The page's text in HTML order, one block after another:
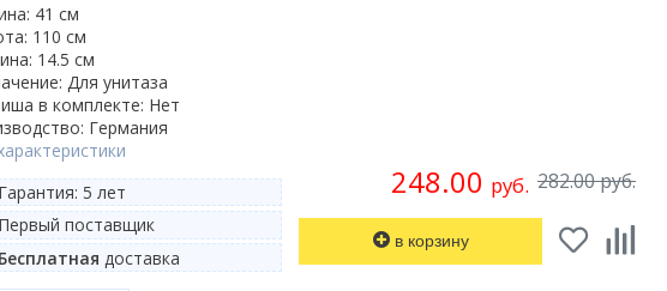
282.00 руб.
248.00 руб.
в корзину
41 см
110 см
14.5 см
Для унитаза
в комплекте: Нет
Германия
Гарантия: 5 лет
Первый поставщик
Бесплатная доставка